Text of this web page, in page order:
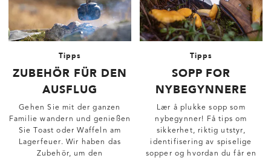
Tipps
ZUBEHÖR FÜR DEN
AUSFLUG
Gehen Sie mit der ganzen
Familie wandern und genießen
Sie Toast oder Waffeln am
Lagerfeuer. Wir haben das
Zubehör, um den
Tipps
SOPP FOR
NYBEGYNNERE
Lær å plukke sopp som
nybegynner! Få tips om
sikkerhet, riktig utstyr,
identifisering av spiselige
sopper og hvordan du får en